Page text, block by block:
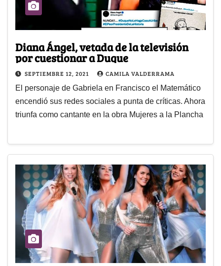
Diana Ángel, vetada de la televisión
por cuestionar a Duque
SEPTIEMBRE 12, 2021 CAMILA VALDERRAMA
El personaje de Gabriela en Francisco el Matemático
encendió sus redes sociales a punta de críticas. Ahora
triunfa como cantante en la obra Mujeres a la Plancha